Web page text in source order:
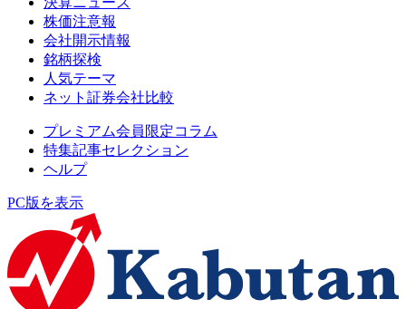
株価注意報
会社開示情報
銘柄探検
人気テーマ
ネット証券会社比較
プレミアム会員限定コラム
特集記事セレクション
ヘルプ
PC版を表示